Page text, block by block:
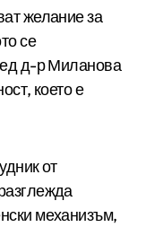
желание за
се
д-р Миланова
което е
от
механизъм,